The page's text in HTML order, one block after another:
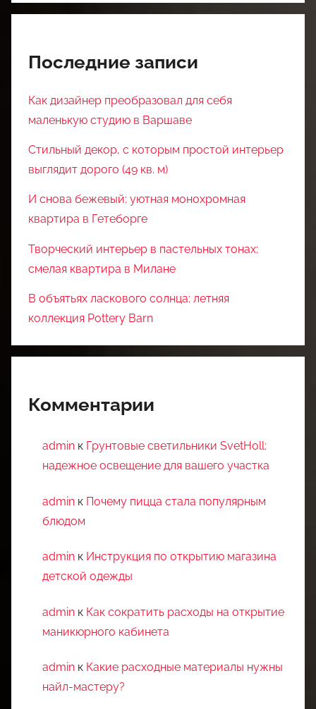
Последние записи
Как дизайнер преобразовал для себя
маленькую студию в Варшаве
Стильный декор, с которым простой интерьер
выглядит дорого (49 кв. м)
И снова бежевый: уютная монохромная
квартира в Гетеборге
Творческий интерьер в пастельных тонах:
смелая квартира в Милане
В объятьях ласкового солнца: летняя
коллекция Pottery Barn
Комментарии
admin к Грунтовые светильники SvetHoll:
надежное освещение для вашего участка
admin к Почему пицца стала популярным
блюдом
admin к Инструкция по открытию магазина
детской одежды
admin к Как сократить расходы на открытие
маникюрного кабинета
admin к Какие расходные материалы нужны
найл-мастеру?